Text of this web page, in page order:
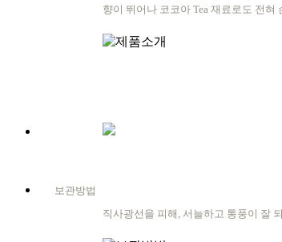
향이 뛰어나 코코아 Tea 재료로도 전혀
보관방법
직사광선을 피해, 서늘하고 통풍이 잘